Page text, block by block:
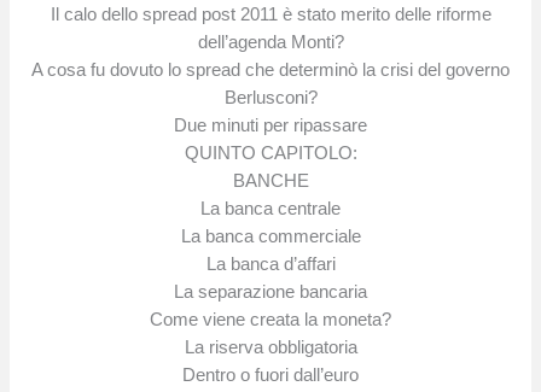
Il calo dello spread post 2011 è stato merito delle riforme
dell’agenda Monti?
A cosa fu dovuto lo spread che determinò la crisi del governo
Berlusconi?
Due minuti per ripassare
QUINTO CAPITOLO:
BANCHE
La banca centrale
La banca commerciale
La banca d’affari
La separazione bancaria
Come viene creata la moneta?
La riserva obbligatoria
Dentro o fuori dall’euro